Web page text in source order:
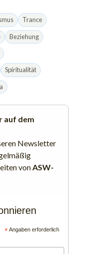
Trance
Beziehung
Spiritualität
auf dem
Newsletter
vonASW-
*Angaben erforderlich